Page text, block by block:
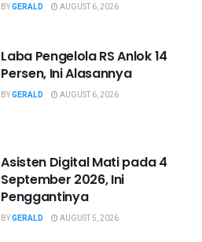
BYGERALD AUGUST 6, 2026
Laba Pengelola RS Anlok 14
Persen, Ini Alasannya
BYGERALD AUGUST 6, 2026
Asisten Digital Mati pada 4
September 2026, Ini
Penggantinya
BYGERALD AUGUST 5, 2026